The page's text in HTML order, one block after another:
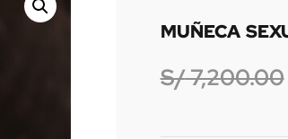
MUÑECA
S/7,200.00